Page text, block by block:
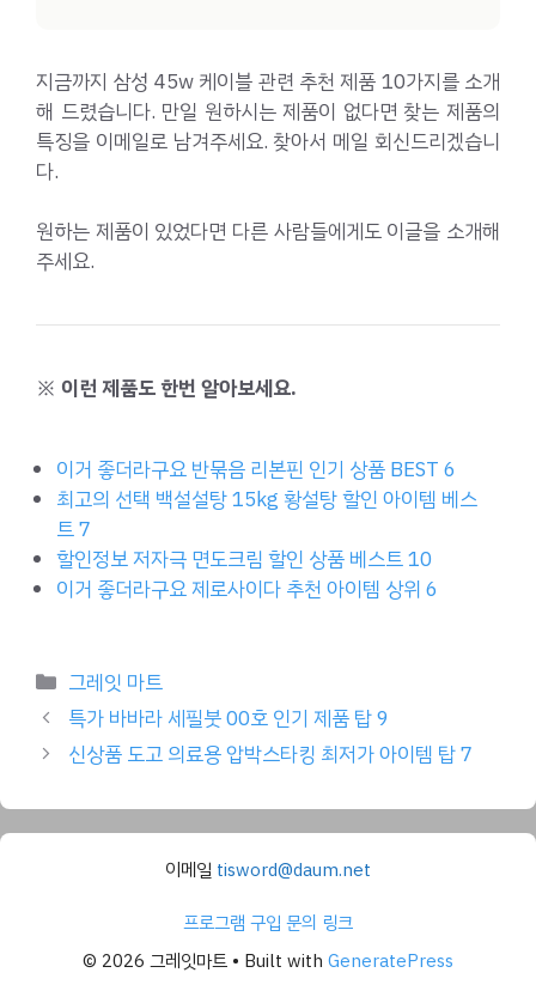
지금까지 삼성 45w 케이블 관련 추천 제품 10가지를 소개
해 드렸습니다. 만일 원하시는 제품이 없다면 찾는 제품의
특징을 이메일로 남겨주세요. 찾아서 메일 회신드리겠습니
다.
원하는 제품이 있었다면 다른 사람들에게도 이글을 소개해
주세요.
※ 이런 제품도 한번 알아보세요.
이거 좋더라구요 반묶음 리본핀 인기 상품 BEST 6
최고의 선택 백설설탕 15kg 황설탕 할인 아이템 베스
트 7
할인정보 저자극 면도크림 할인 상품 베스트 10
이거 좋더라구요 제로사이다 추천 아이템 상위 6
Categories
그레잇 마트
특가 바바라 세필붓 00호 인기 제품 탑 9
신상품 도고 의료용 압박스타킹 최저가 아이템 탑 7
이메일 tisword@daum.net
프로그램 구입 문의 링크
© 2026 그레잇마트 • Built with GeneratePress